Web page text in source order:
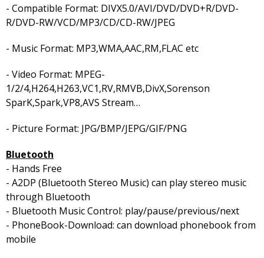
- Compatible Format: DIVX5.0/AVI/DVD/DVD+R/DVD-
R/DVD-RW/VCD/MP3/CD/CD-RW/JPEG
- Music Format: MP3,WMA,AAC,RM,FLAC etc
- Video Format: MPEG-
1/2/4,H264,H263,VC1,RV,RMVB,DivX,Sorenson
SparK,Spark,VP8,AVS Stream…
- Picture Format: JPG/BMP/JEPG/GIF/PNG
Bluetooth
- Hands Free
- A2DP (Bluetooth Stereo Music) can play stereo music
through Bluetooth
- Bluetooth Music Control: play/pause/previous/next
- PhoneBook-Download: can download phonebook from
mobile